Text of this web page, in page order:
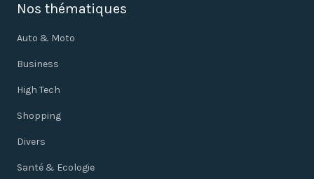
Nos thématiques
Auto & Moto
Business
High Tech
Shopping
Divers
Santé & Ecologie